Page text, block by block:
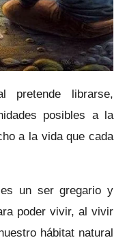
pretende librarse,
posibles a la
a la vida que cada
un ser gregario y
poder vivir, al vivir
hábitat natural